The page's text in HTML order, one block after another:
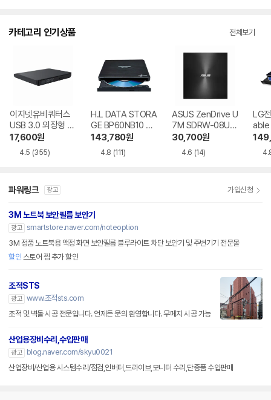
카테고리 인기상품 전체보기
이지넷유비쿼터스
USB 3.0 외장형 D
VD-RW NEXT-20
0DVD-RW
17,600원
4.5 (355)
H.L DATA STORA
GE BP60NB10 블
루레이 외장ODD
143,780원
4.8 (111)
ASUS ZenDrive U
7M SDRW-08U7
M-U-B
30,700원
4.6 (14)
LG
able
파워링크 광고 가입신청
3M 노트북 보안필름 보안기
광고 smartstore.naver.com/noteoption
3M 정품 노트북용 액정 화면 보안필름 블루라이트 차단 보안기 및 주변기기 전문몰
할인 스토어 찜 추가 할인
조적STS
광고 www.조적sts.com
조적 및 벽돌 시공 전문입니다. 언제든 문의 환영합니다. 무메지 시공 가능
산업용장비수리,수입판매
광고
blog.naver.com/skyu0021
산업장비/산업용 시스템수리/점검,인버터,드라이브,모니터 수리,단종품 수입판매